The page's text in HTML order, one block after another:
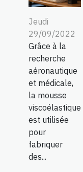
Jeudi
29/09/2022
Grâce à la
recherche
aéronautique
et médicale,
la mousse
viscoélastique
est utilisée
pour
fabriquer
des...